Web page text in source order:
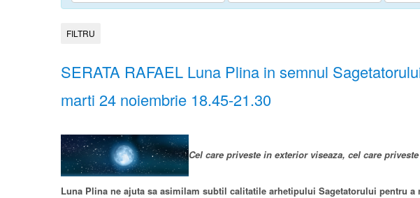
FILTRU
SERATA RAFAEL Luna Plina in semnul
marti 24 noiembrie 18.45-21.30
Cel care priveste in exterior viseaza, cel care
Luna Plina ne ajuta sa asimilam subtil calitatile arhetipului Sagetatorului pentru a